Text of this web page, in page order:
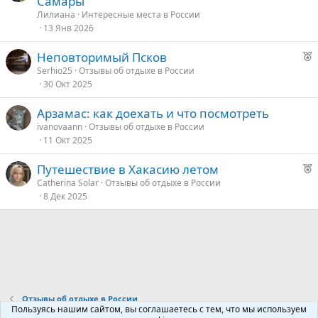
е
у
й
Лилиана
Интересные места в России
13 Янв 2026
Р
о
Неповторимый Псков
Serhio25 Отзывы об отдыхе в России
30 Окт 2025
Арзамас: как доехать и что посмотреть
ivanovaann Отзывы об отдыхе в России
11 Окт 2025
Р
о
е
Путешествие в Хакасию летом
Catherina Solar Отзывы об отдыхе в России
8 Дек 2025
Отзывы об отдыхе в России
Пользуясь нашим сайтом, вы соглашаетесь с тем, что мы используем